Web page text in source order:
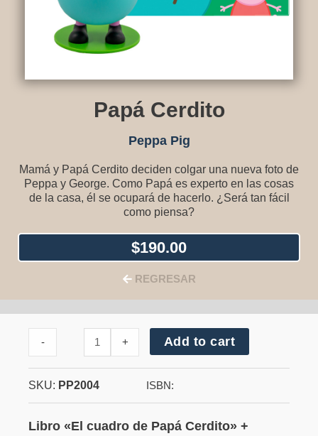
Papá Cerdito
Peppa Pig
Mamá y Papá Cerdito deciden colgar una nueva foto de
Peppa y George. Como Papá es experto en las cosas
de la casa, él se ocupará de hacerlo. ¿Será tan fácil
como piensa?
$190.00
REGRESAR
Papá
Cerdito
- + Add to cart
SKU: PP2004 ISBN:
Libro «El cuadro de Papá Cerdito» +